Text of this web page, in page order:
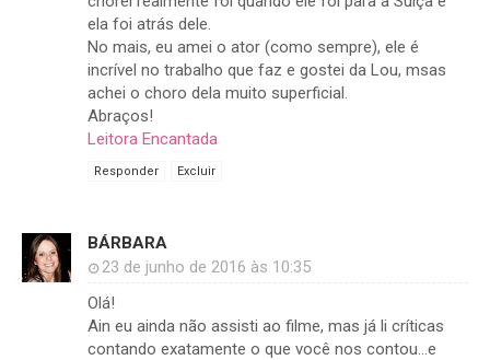
ela foi atrás dele.
No mais, eu amei o ator (como sempre), ele é
incrível no trabalho que faz e gostei da Lou, msas
achei o choro dela muito superficial.
Abraços!
Leitora Encantada
Responder Excluir
BÁRBARA
23 de junho de 2016 às 10:35
Olá!
Ain eu ainda não assisti ao filme, mas já li críticas
contando exatamente o que você nos contou...e